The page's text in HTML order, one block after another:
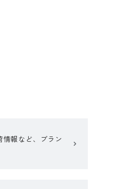
情報など、ブラン